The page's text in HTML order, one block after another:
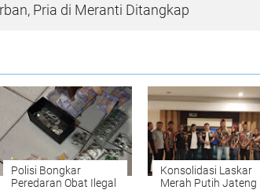
Pria di Meranti Ditangkap
Polisi Bongkar
Peredaran Obat Ilegal
Konsolidasi Laskar
Merah Putih Jateng